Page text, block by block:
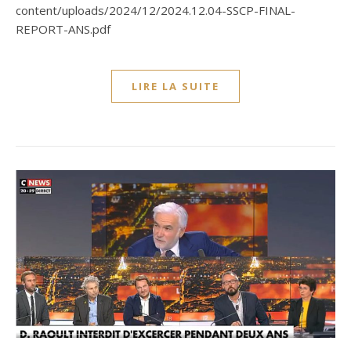
content/uploads/2024/12/2024.12.04-SSCP-FINAL-
REPORT-ANS.pdf
LIRE LA SUITE